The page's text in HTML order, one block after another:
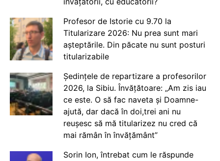
Profesor de Istorie cu 9.70 la
Titularizare 2026: Nu prea sunt mari
așteptările. Din păcate nu sunt posturi
titularizabile
Ședințele de repartizare a profesorilor
2026, la Sibiu. Învățătoare: „Am zis iau
ce este. O să fac naveta și Doamne-
ajută, dar dacă în doi,trei ani nu
reușesc să mă titularizez nu cred că
mai rămân în învățământ”
Sorin Ion, întrebat cum le răspunde